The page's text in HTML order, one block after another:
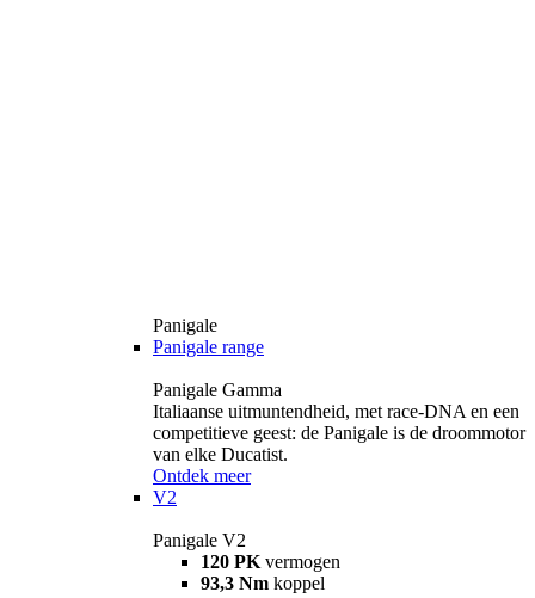
Panigale
Panigale range
Panigale Gamma
Italiaanse uitmuntendheid, met race-DNA en een
competitieve geest: de Panigale is de droommotor
van elke Ducatist.
Ontdek meer
V2
Panigale V2
120 PK vermogen
93,3 Nm koppel